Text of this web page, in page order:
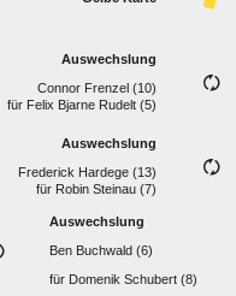
Auswechslung
  
für    
Auswechslung
  
für   
Auswechslung
  
für   